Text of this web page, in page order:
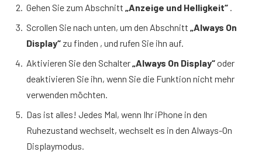
Gehen Sie zum Abschnitt „Anzeige und Helligkeit“
Scrollen Sie nach unten, um den Abschnitt „Always On
Display“ zu finden , und rufen Sie ihn auf.
Aktivieren Sie den Schalter „Always On Display“oder
deaktivieren Sie ihn, wenn Sie die Funktion nicht mehr
verwenden möchten.
Das ist alles! Jedes Mal, wenn Ihr iPhone in den
Ruhezustand wechselt, wechselt es in den Always-On
Displaymodus.